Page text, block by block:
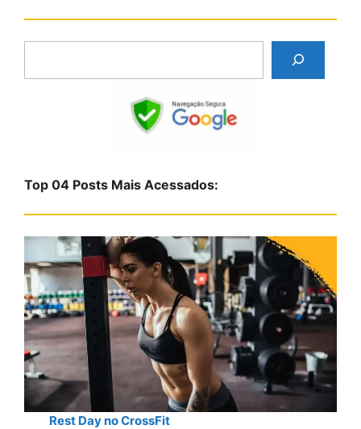
a
r
Top 04 Posts Mais Acessados:
Rest Day no CrossFit